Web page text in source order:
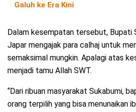
Galuh ke Era Kini
Dalam kesempatan tersebut, Bupati
Japar mengajak para calhaj untuk
semaksimal mungkin. Apalagi atas
menjadi tamu Allah SWT.
“Dari ribuan masyarakat Sukabumi,
orang terpilih yang bisa menunaikan